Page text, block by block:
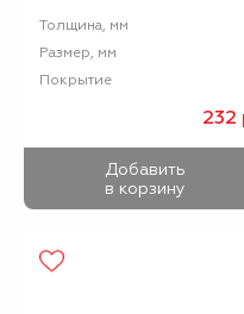
Толщина, мм
Размер, мм
Покрытие
232
Добавить
в корзину